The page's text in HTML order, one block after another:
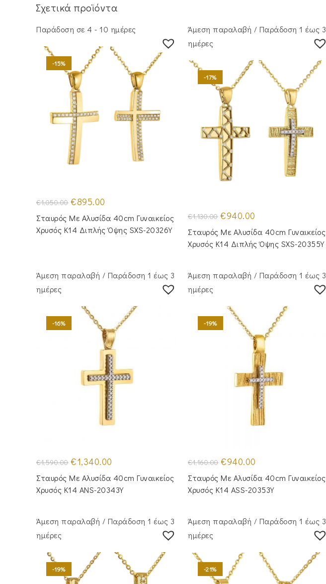
Σχετικά προϊόντα
Παράδοση σε 4 - 10 ημέρες
-15%
€1,050.00 Original
price
was:
€1,050.00.
€895.00
τιμή
είναι:
€895.00.
Σταυρός Με Αλυσίδα 40cm Γυναικείος
Χρυσός Κ14 Διπλής Όψης SXS-20326Y
Άμεση παραλαβή / Παράδoση 1 έως 3
ημέρες
-17%
€1,130.00 Original
price
was:
€1,130.00.
€940.00
τιμή
είναι:
€940.00.
Σταυρός Με Αλυσίδα 40cm Γυναικείος
Χρυσός Κ14 Διπλής Όψης SXS-20355Y
Άμεση παραλαβή / Παράδoση 1 έως 3
ημέρες
-16%
€1,590.00 Original
price
was:
€1,590.00.
€1,340.00
τιμή
είναι:
€1,340.00.
Σταυρός Με Αλυσίδα 40cm Γυναικείος
Χρυσός Κ14 ANS-20343Y
Άμεση παραλαβή / Παράδoση 1 έως 3
ημέρες
-19%
€1,160.00 Original
price
was:
€1,160.00.
€940.00
τιμή
είναι:
€940.00.
Σταυρός Με Αλυσίδα 40cm Γυναικείος
Χρυσός Κ14 ASS-20353Y
Άμεση παραλαβή / Παράδoση 1 έως 3
ημέρες
-19%
Άμεση παραλαβή / Παράδoση 1 έως 3
ημέρες
-21%